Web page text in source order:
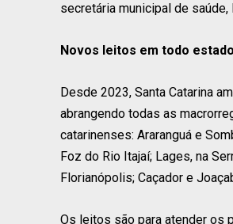
secretária municipal de
Novos leitos em todo estado
Desde 2023, Santa Catarina
abrangendo todas as
catarinenses: Araranguá e
Foz do Rio Itajaí; Lages, na
Florianópolis; Caçador e
Os leitos são para atender os